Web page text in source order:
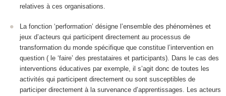
relatives à ces organisations.
La fonction ‘performation’ désigne l’ensemble des phénomènes et
jeux d’acteurs qui participent directement au processus de
transformation du monde spécifique que constitue l’intervention en
question ( le ‘faire’ des prestataires et participants). Dans le cas des
interventions éducatives par exemple, il s’agit donc de toutes les
activités qui participent directement ou sont susceptibles de
participer directement à la survenance d’apprentissages. Les acteurs